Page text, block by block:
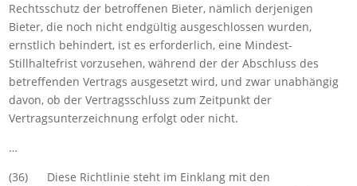
Rechtsschutz der betroffenen Bieter, nämlich derjenigen
Bieter, die noch nicht endgültig ausgeschlossen wurden,
ernstlich behindert, ist es erforderlich, eine Mindest-
Stillhaltefrist vorzusehen, während der der Abschluss des
betreffenden Vertrags ausgesetzt wird, und zwar unabhängig
davon, ob der Vertragsschluss zum Zeitpunkt der
Vertragsunterzeichnung erfolgt oder nicht.
…
(36) Diese Richtlinie steht im Einklang mit den